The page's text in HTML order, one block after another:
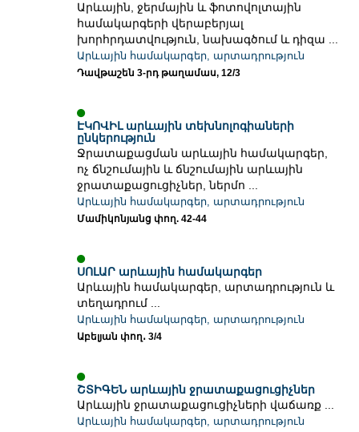
Արևային, ջերմային և ֆոտովոլտային
համակարգերի վերաբերյալ
խորհրդատվություն, նախագծում և դիզա ...
Արևային համակարգեր, արտադրություն
Դավթաշեն 3-րդ թաղամաս, 12/3
ԷԿՈՎԻԼ արևային տեխնոլոգիաների
ընկերություն
Ջրատաքացման արևային համակարգեր,
ոչ ճնշումային և ճնշումային արևային
ջրատաքացուցիչներ, ներմո ...
Արևային համակարգեր, արտադրություն
Մամիկոնյանց փող. 42-44
ՍՈԼԱՐ արևային համակարգեր
Արևային համակարգեր, արտադրություն և
տեղադրում ...
Արևային համակարգեր, արտադրություն
Աբելյան փող․ 3/4
ՇՏԻԳԵՆ արևային ջրատաքացուցիչներ
Արևային ջրատաքացուցիչների վաճառք ...
Արևային համակարգեր, արտադրություն